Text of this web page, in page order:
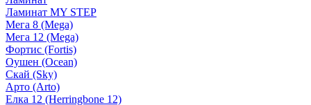
Ламинат MY STEP
Мега 8 (Mega)
Мега 12 (Mega)
Фортис (Fortis)
Оушен (Ocean)
Скай (Sky)
Арто (Arto)
Елка 12 (Herringbone 12)